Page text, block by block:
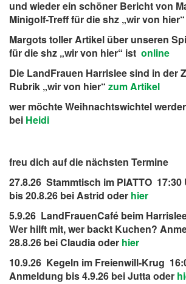
und wieder ein schöner Bericht von
Minigolf-Treff für die shz „wir von hier“
Margots toller Artikel über unseren
für die shz „wir von hier“ ist online
Die LandFrauen Harrislee sind in der
Rubrik „wir von hier“ zum Artikel
wer möchte Weihnachtswichtel
bei Heidi
freu dich auf die nächsten Termine
27.8.26 Stammtisch im PIATTO
bis 20.8.26 bei Astrid oder hier
5.9.26 LandFrauenCafé beim
Wer hilft mit, wer backt Kuchen?
28.8.26 bei Claudia oder hier
10.9.26 Kegeln im Freienwill-Krug
Anmeldung bis 4.9.26 bei Jutta oder